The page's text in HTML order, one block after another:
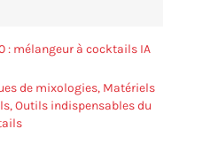
: mélangeur à cocktails IA
de mixologies, Matériels
,Outils indispensables du